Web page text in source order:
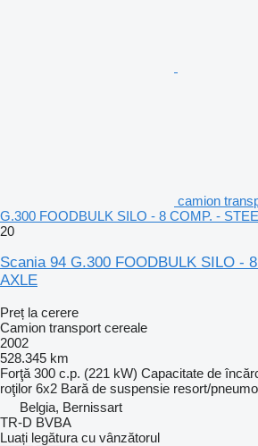
camion
G.300 FOODBULK SILO - 8 COMP. -
20
Scania 94 G.300 FOODBULK SILO -
AXLE
Preț la cerere
Camion transport cereale
2002
528.345 km
Forţă 300 c.p. (221 kW) Capacitate de
roţilor 6x2 Bară de suspensie resort/pneumo
Belgia, Bernissart
TR-D BVBA
Luați legătura cu vânzătorul